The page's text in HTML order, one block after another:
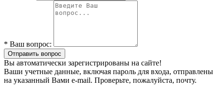
* Ваш вопрос:
Отправить вопрос
Вы автоматически зарегистрированы на сайте!
Ваши учетные данные, включая пароль для входа, отправлены
на указанный Вами e-mail. Проверьте, пожалуйста, почту.